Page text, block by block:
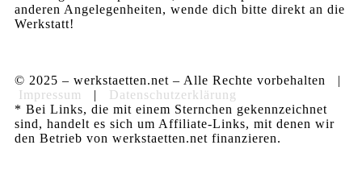
anderen Angelegenheiten, wende dich bitte direkt an die
Werkstatt!
© 2025 – werkstaetten.net – Alle Rechte vorbehalten |
Impressum
| Datenschutzerklärung
* Bei Links, die mit einem Sternchen gekennzeichnet
sind, handelt es sich um Affiliate-Links, mit denen wir
den Betrieb von werkstaetten.net finanzieren.